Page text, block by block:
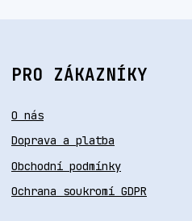
PRO ZÁKAZNÍKY
O nás
Doprava a platba
Obchodní podmínky
Ochrana soukromí GDPR